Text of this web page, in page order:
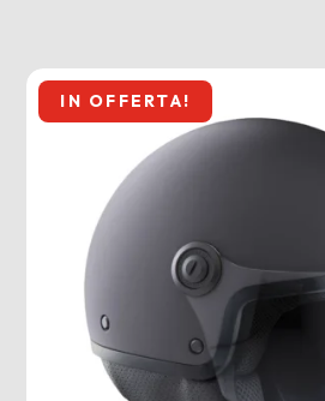
IN OFFERTA!